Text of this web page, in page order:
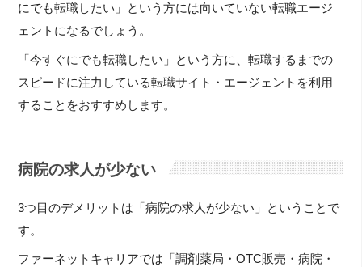
にでも転職したい」という方には向いていない転職エージ
ェントになるでしょう。
「今すぐにでも転職したい」という方に、転職するまでの
スピードに注力している転職サイト・エージェントを利用
することをおすすめします。
病院の求人が少ない
3つ目のデメリットは「病院の求人が少ない」ということで
す。
ファーネットキャリアでは「調剤薬局・OTC販売・病院・